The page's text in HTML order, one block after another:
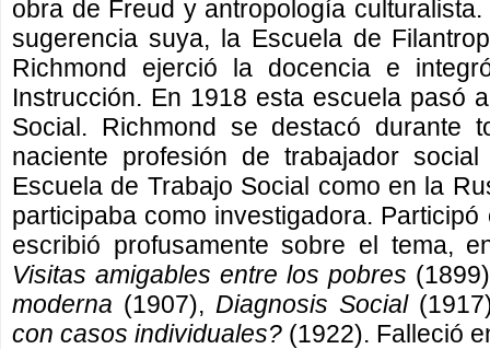
obra de Freud y antropología
sugerencia suya, la Escuela de
Richmond ejerció la docencia e
Instrucción. En 1918 esta escuela pasó
Social. Richmond se destacó durante
naciente profesión de trabajador
Escuela de Trabajo Social como en la
participaba como investigadora.
escribió profusamente sobre el tema,
Visitas amigables entre los pobres
moderna (1907), Diagnosis Social
con casos individuales? (1922). Falleció